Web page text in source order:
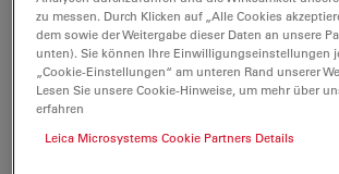
gilt der refraktiven Chirurgie,
topographiegeführter Laser-
https://www.andersoneyecare.co.uk/
zu messen. Durch Klicken auf „Alle Cookies
dem sowie der Weitergabe dieser Daten an unsere
unten). Sie können Ihre Einwilligungseinstellungen
„Cookie-Einstellungen“ am unteren Rand unserer
Lesen Sie unsere Cookie-Hinweise, um mehr über
erfahren
Leica Microsystems Cookie Partners Details